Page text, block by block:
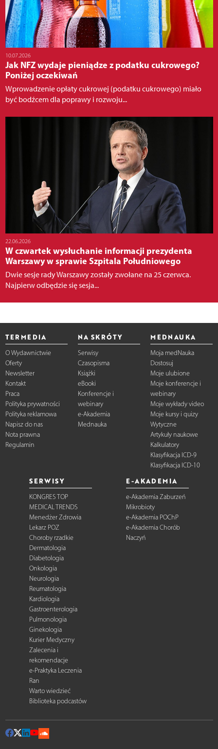
10.07.2026
Jak NFZ wydaje pieniądze z podatku cukrowego?
Poniżej oczekiwań
Wprowadzenie opłaty cukrowej (podatku cukrowego) miało
być bodźcem dla poprawy i rozwoju...
22.06.2026
W czwartek wysłuchanie informacji prezydenta
Warszawy w sprawie Szpitala Południowego
Dwie sesje rady Warszawy zostały zwołane na 25 czerwca.
Najpierw odbędzie się sesja...
TERMEDIA
O Wydawnictwie
Oferty
Newsletter
Kontakt
Praca
Polityka prywatności
Polityka reklamowa
Napisz do nas
Nota prawna
Regulamin
NA SKRÓTY
Serwisy
Czasopisma
Książki
eBooki
Konferencje i
webinary
e-Akademia
Mednauka
MEDNAUKA
Moja medNauka
Dostosuj
Moje ulubione
Moje konferencje i
webinary
Moje wykłady video
Moje kursy i quizy
Wytyczne
Artykuły naukowe
Kalkulatory
Klasyfikacja ICD-9
Klasyfikacja ICD-10
SERWISY
KONGRES TOP
MEDICAL TRENDS
Menedżer Zdrowia
Lekarz POZ
Choroby rzadkie
Dermatologia
Diabetologia
Onkologia
Neurologia
Reumatologia
Kardiologia
Gastroenterologia
Pulmonologia
Ginekologia
Kurier Medyczny
Zalecenia i
rekomendacje
e-Praktyka Leczenia
Ran
Warto wiedzieć
Biblioteka podcastów
E-AKADEMIA
e-Akademia Zaburzeń
Mikrobioty
e-Akademia POChP
e-Akademia Chorób
Naczyń